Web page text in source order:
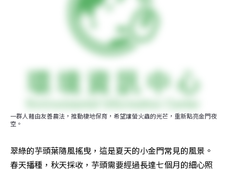
一群人藉由友善農法，推動棲地保育，希望讓螢火蟲的光芒，重新點亮金門夜
空。
翠綠的芋頭葉隨風搖曳，這是夏天的小金門常見的風景。
春天播種，秋天採收，芋頭需要經過長達七個月的細心照